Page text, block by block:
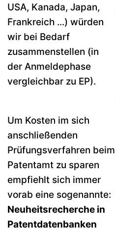
USA, Kanada, Japan,
Frankreich ...) würden
wir bei Bedarf
zusammenstellen (in
der Anmeldephase
vergleichbar zu EP).
Um Kosten im sich
anschließenden
Prüfungsverfahren beim
Patentamt zu sparen
empfiehlt sich immer
vorab eine sogenannte:
Neuheitsrecherche in
Patentdatenbanken